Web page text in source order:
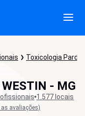
Toxicologia Pardini
WESTIN - MG
1.577 locais
as avaliações)